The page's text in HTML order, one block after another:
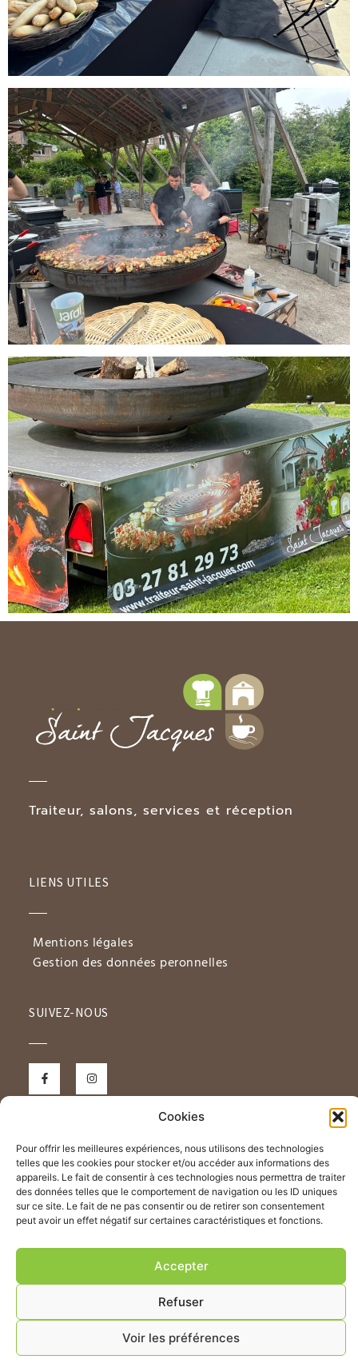
Cookies
Pour offrir les meilleures expériences, nous utilisons des technologies
telles que les cookies pour stocker et/ou accéder aux informations des
appareils. Le fait de consentir à ces technologies nous permettra de traiter
des données telles que le comportement de navigation ou les ID uniques
sur ce site. Le fait de ne pas consentir ou de retirer son consentement
peut avoir un effet négatif sur certaines caractéristiques et fonctions.
Accepter
Refuser
Voir les préférences
Traiteur, salons, services et réception
LIENS UTILES
Mentions légales
Gestion des données peronnelles
SUIVEZ-NOUS
NOUS CONTACTER
Rue de Lille
59554 NEUVILLE SAINT REMY
03 27 81 29 73